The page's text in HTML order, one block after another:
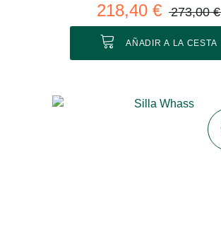
218,40 € 273,00 €
AÑADIR A LA CESTA